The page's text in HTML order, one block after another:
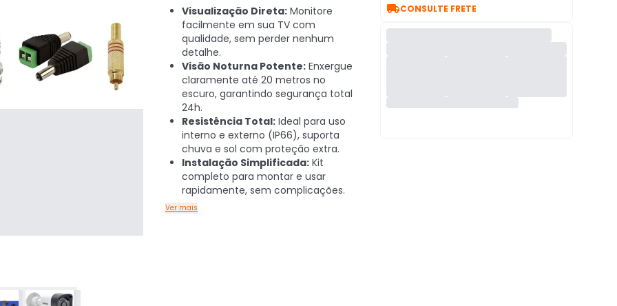
Visualização Direta: Monitore
facilmente em sua TV com
qualidade, sem perder nenhum
detalhe.
Visão Noturna Potente: Enxergue
claramente até 20 metros no
escuro, garantindo segurança total
24h.
Resistência Total: Ideal para uso
interno e externo (IP66), suporta
chuva e sol com proteção extra.
Instalação Simplificada: Kit
completo para montar e usar
rapidamente, sem complicações.
Ver mais
CONSULTE FRETE